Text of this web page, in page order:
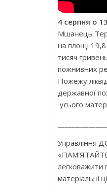
4 серпня о
Мшанець
на площі 19,8
тисяч
пожнивних
Пожежу
державної
усього
Управління
матеріальні